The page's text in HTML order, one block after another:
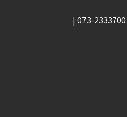
073-2333700
|